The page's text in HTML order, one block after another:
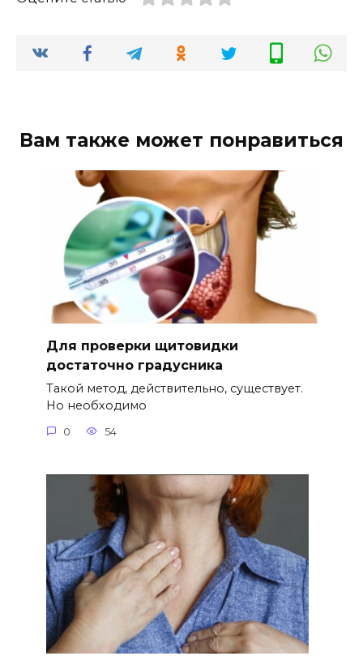
Вам также может понравиться
Для проверки щитовидки
достаточно градусника
Такой метод, действительно, существует.
Но необходимо
0 54